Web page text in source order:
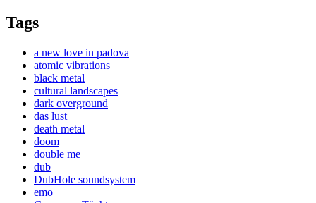
Tags
a new love in padova
atomic vibrations
black metal
cultural landscapes
dark overground
das lust
death metal
doom
double me
dub
DubHole soundsystem
emo